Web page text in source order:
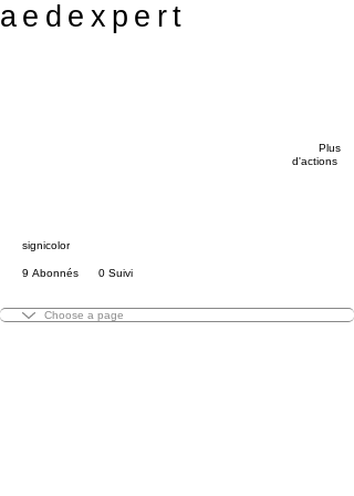
aedexpert
Plus
d'actions
signicolor
9 Abonnés 0 Suivi